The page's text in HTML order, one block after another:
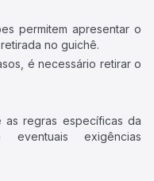
permitem apresentar o
no guichê.
é necessário retirar o
as regras específicas da
exigências